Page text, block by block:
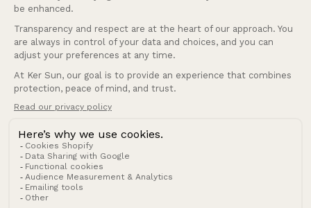
Politique de remboursement
Politique d’expéditionConditions générales de vente